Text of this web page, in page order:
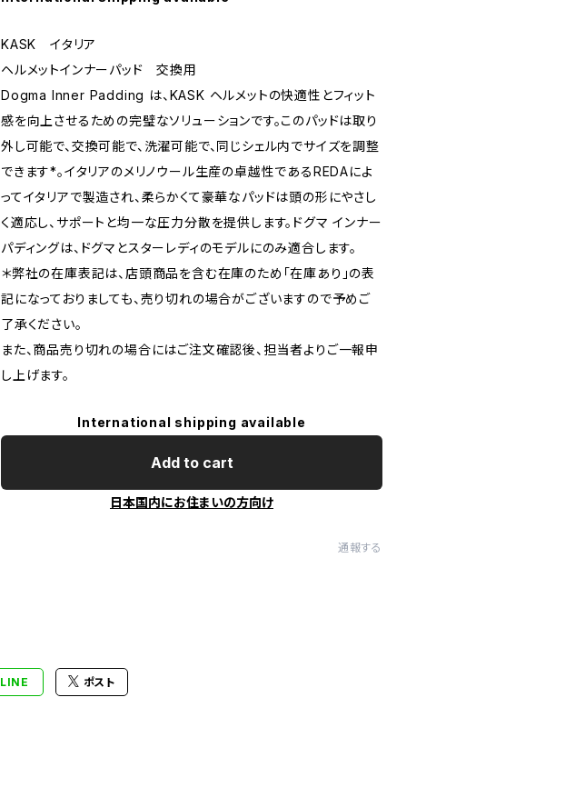
KASK イタリア
ヘルメットインナーパッド 交換用
Dogma Inner Padding は、KASK ヘルメットの快適性とフィット
感を向上させるための完璧なソリューションです。このパッドは取り
外し可能で、交換可能で、洗濯可能で、同じシェル内でサイズを調整
できます*。イタリアのメリノウール生産の卓越性であるREDAによ
ってイタリアで製造され、柔らかくて豪華なパッドは頭の形にやさし
く適応し、サポートと均一な圧力分散を提供します。ドグマ インナー
パディングは、ドグマとスターレディのモデルにのみ適合します。
＊弊社の在庫表記は、店頭商品を含む在庫のため「在庫あり」の表
記になっておりましても、売り切れの場合がございますので予めご
了承ください。
また、商品売り切れの場合にはご注文確認後、担当者よりご一報申
し上げます。
International shipping available
Add to cart
日本国内にお住まいの方向け
通報する
LINE ポスト